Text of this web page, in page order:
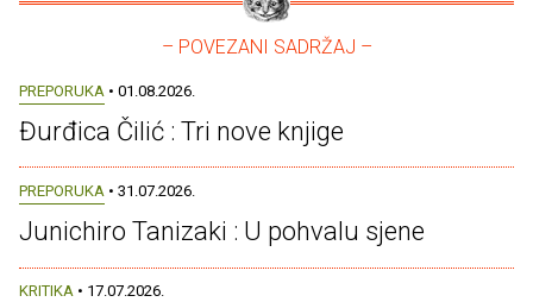
– POVEZANI SADRŽAJ –
PREPORUKA • 01.08.2026.
Đurđica Čilić : Tri nove knjige
PREPORUKA • 31.07.2026.
Junichiro Tanizaki : U pohvalu sjene
KRITIKA • 17.07.2026.